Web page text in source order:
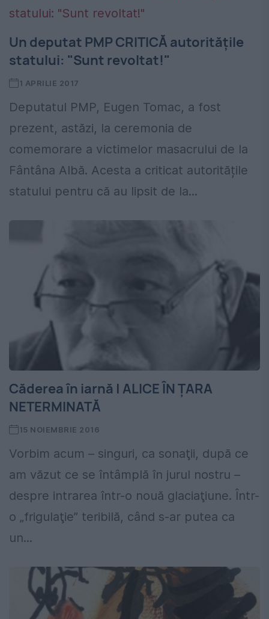
Un deputat PMP CRITICĂ autoritățile
statului: "Sunt revoltat!"
1 APRILIE 2017
Deputatul PMP, Eugen Tomac, a fost
prezent, astăzi, la ceremonia de
comemorare a victimelor masacrului de la
Fântâna Albă. Acesta a criticat autoritățile
statului pentru că au lipsit de la...
Căderea în iarnă | ALICE ÎN ȚARA
NETERMINATĂ
15 NOIEMBRIE 2016
Vorbim acum – singuri, ca sonaţii, după ce
am văzut ce se întâmplă în jurul nostru –
despre intrarea într-o nouă glaciaţiune. Într-
o „frigulaţie” teribilă, când s-ar putea ca
un...